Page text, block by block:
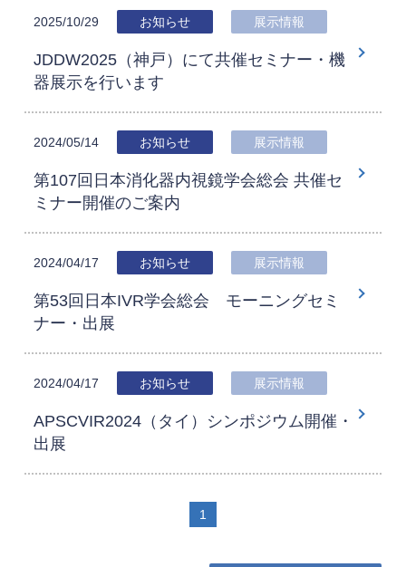
2025/10/29 お知らせ 展示情報
JDDW2025（神戸）にて共催セミナー・機
器展示を行います
2024/05/14 お知らせ 展示情報
第107回日本消化器内視鏡学会総会 共催セ
ミナー開催のご案内
2024/04/17 お知らせ 展示情報
第53回日本IVR学会総会 モーニングセミ
ナー・出展
2024/04/17 お知らせ 展示情報
APSCVIR2024（タイ）シンポジウム開催・
出展
1